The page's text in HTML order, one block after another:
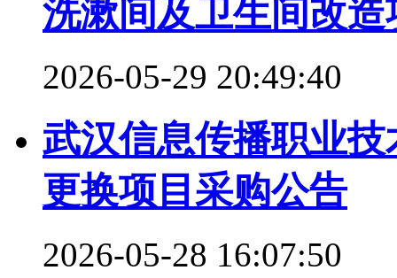
洗漱间及卫生间改
2026-05-29 20:49:40
武汉信息传播职业
更换项目采购公告
2026-05-28 16:07:50